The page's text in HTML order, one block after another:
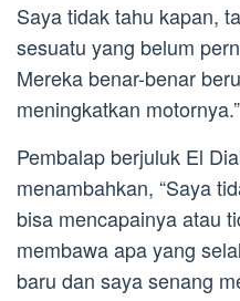
Saya tidak tahu kapan,
sesuatu yang belum
Mereka benar-benar
meningkatkan motornya.”
Pembalap berjuluk El
menambahkan, “Saya
bisa mencapainya atau
membawa apa yang
baru dan saya senang